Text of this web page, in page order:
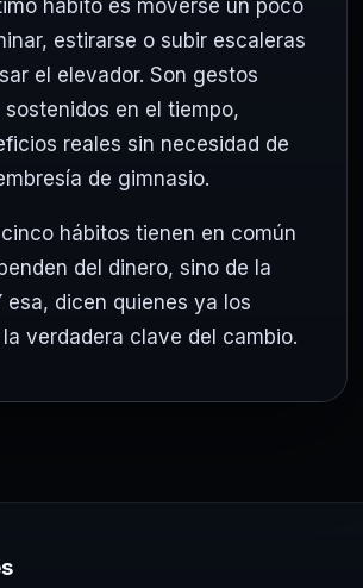
hábito es moverse un poco
estirarse o subir escaleras
el elevador. Son gestos
sostenidos en el tiempo,
reales sin necesidad de
de gimnasio.
hábitos tienen en común
del dinero, sino de la
esa, dicen quienes ya los
verdadera clave del cambio.